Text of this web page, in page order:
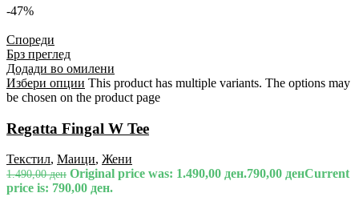
-47%
Спореди
Брз преглед
Додади во омилени
Избери опции This product has multiple variants. The options may
be chosen on the product page
Regatta Fingal W Tee
Текстил, Маици, Жени
1.490,00ден Original price was: 1.490,00 ден.790,00 денCurrent
price is: 790,00 ден.